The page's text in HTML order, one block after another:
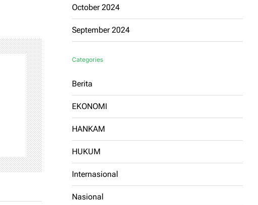
October 2024
September 2024
Categories
Berita
EKONOMI
HANKAM
HUKUM
Internasional
Nasional